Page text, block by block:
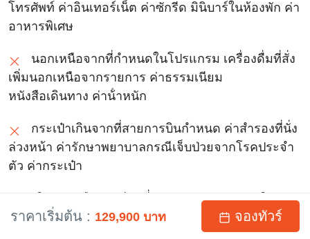
ราคาเริ่มต้น : 129,900 บาท จองทัวร์
โทรศัพท์ ค่าอินเทอร์เน็ต ค่าซักรีด มินิบาร์ในห้องพัก ค่า
อาหารพิเศษ
นอกเหนือจากที่กําหนดในโปรแกรม เครื่องดื่มที่สั่ง
เพิ่มนอกเหนือจากรายการ ค่าธรรมเนียม
หนังสือเดินทาง ค่าน้ําหนัก
กระเป๋าเกินจากที่สายการบินกําหนด ค่าสํารองที่นั่ง
ล่วงหน้า ค่ารักษาพยาบาลกรณีเจ็บป่วยจากโรคประจํา
ตัว ค่ากระเป๋า
เดินทางหรือของมีค่าที่สูญหายระหว่างการเดินทาง
เป็นต้น